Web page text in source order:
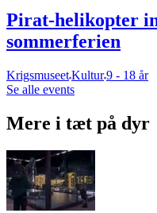
Pirat-helikopter
sommerferien
KrigsmuseetKultur9 - 18 år
Se alle events
Mere i tæt på dyr